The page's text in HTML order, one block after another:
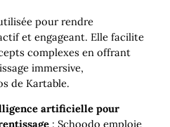
pour rendre
et engageant. Elle facilite
complexes en offrant
immersive,
de Kartable.
artificielle pour
: Schoodo emploie